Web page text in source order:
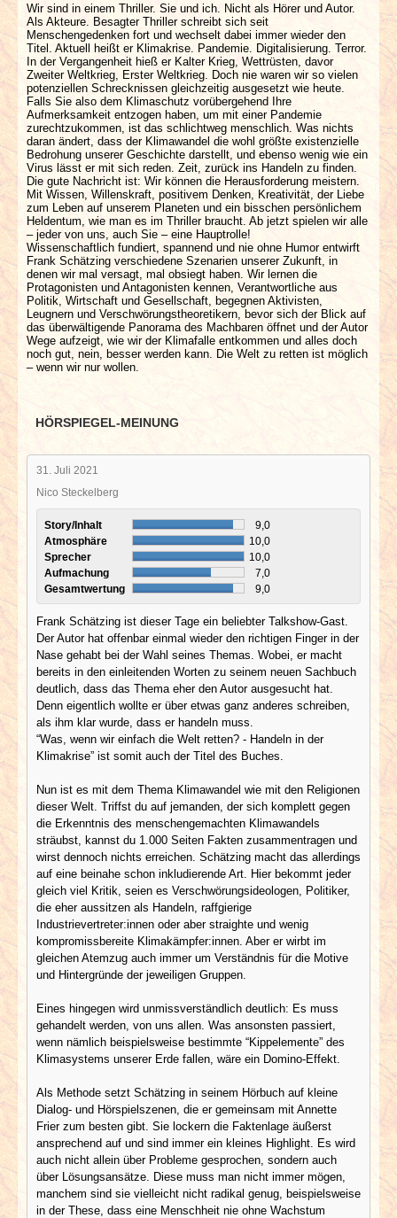
Wir sind in einem Thriller. Sie und ich. Nicht als Hörer und Autor.
Als Akteure. Besagter Thriller schreibt sich seit
Menschengedenken fort und wechselt dabei immer wieder den
Titel. Aktuell heißt er Klimakrise. Pandemie. Digitalisierung. Terror.
In der Vergangenheit hieß er Kalter Krieg, Wettrüsten, davor
Zweiter Weltkrieg, Erster Weltkrieg. Doch nie waren wir so vielen
potenziellen Schrecknissen gleichzeitig ausgesetzt wie heute.
Falls Sie also dem Klimaschutz vorübergehend Ihre
Aufmerksamkeit entzogen haben, um mit einer Pandemie
zurechtzukommen, ist das schlichtweg menschlich. Was nichts
daran ändert, dass der Klimawandel die wohl größte existenzielle
Bedrohung unserer Geschichte darstellt, und ebenso wenig wie ein
Virus lässt er mit sich reden. Zeit, zurück ins Handeln zu finden.
Die gute Nachricht ist: Wir können die Herausforderung meistern.
Mit Wissen, Willenskraft, positivem Denken, Kreativität, der Liebe
zum Leben auf unserem Planeten und ein bisschen persönlichem
Heldentum, wie man es im Thriller braucht. Ab jetzt spielen wir alle
– jeder von uns, auch Sie – eine Hauptrolle!
Wissenschaftlich fundiert, spannend und nie ohne Humor entwirft
Frank Schätzing verschiedene Szenarien unserer Zukunft, in
denen wir mal versagt, mal obsiegt haben. Wir lernen die
Protagonisten und Antagonisten kennen, Verantwortliche aus
Politik, Wirtschaft und Gesellschaft, begegnen Aktivisten,
Leugnern und Verschwörungstheoretikern, bevor sich der Blick auf
das überwältigende Panorama des Machbaren öffnet und der Autor
Wege aufzeigt, wie wir der Klimafalle entkommen und alles doch
noch gut, nein, besser werden kann. Die Welt zu retten ist möglich
– wenn wir nur wollen.
HÖRSPIEGEL-MEINUNG
31. Juli 2021
Nico Steckelberg
Story/Inhalt
9,0
Atmosphäre
10,0
Sprecher
10,0
Aufmachung
7,0
Gesamtwertung
9,0
Frank Schätzing ist dieser Tage ein beliebter Talkshow-Gast.
Der Autor hat offenbar einmal wieder den richtigen Finger in der
Nase gehabt bei der Wahl seines Themas. Wobei, er macht
bereits in den einleitenden Worten zu seinem neuen Sachbuch
deutlich, dass das Thema eher den Autor ausgesucht hat.
Denn eigentlich wollte er über etwas ganz anderes schreiben,
als ihm klar wurde, dass er handeln muss.
“Was, wenn wir einfach die Welt retten? - Handeln in der
Klimakrise” ist somit auch der Titel des Buches.
Nun ist es mit dem Thema Klimawandel wie mit den Religionen
dieser Welt. Triffst du auf jemanden, der sich komplett gegen
die Erkenntnis des menschengemachten Klimawandels
sträubst, kannst du 1.000 Seiten Fakten zusammentragen und
wirst dennoch nichts erreichen. Schätzing macht das allerdings
auf eine beinahe schon inkludierende Art. Hier bekommt jeder
gleich viel Kritik, seien es Verschwörungsideologen, Politiker,
die eher aussitzen als Handeln, raffgierige
Industrievertreter:innen oder aber straighte und wenig
kompromissbereite Klimakämpfer:innen. Aber er wirbt im
gleichen Atemzug auch immer um Verständnis für die Motive
und Hintergründe der jeweiligen Gruppen.
Eines hingegen wird unmissverständlich deutlich: Es muss
gehandelt werden, von uns allen. Was ansonsten passiert,
wenn nämlich beispielsweise bestimmte “Kippelemente” des
Klimasystems unserer Erde fallen, wäre ein Domino-Effekt.
Als Methode setzt Schätzing in seinem Hörbuch auf kleine
Dialog- und Hörspielszenen, die er gemeinsam mit Annette
Frier zum besten gibt. Sie lockern die Faktenlage äußerst
ansprechend auf und sind immer ein kleines Highlight. Es wird
auch nicht allein über Probleme gesprochen, sondern auch
über Lösungsansätze. Diese muss man nicht immer mögen,
manchem sind sie vielleicht nicht radikal genug, beispielsweise
in der These, dass eine Menschheit nie ohne Wachstum